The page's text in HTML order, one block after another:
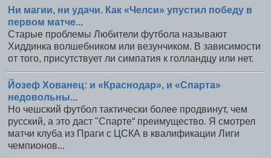
Ни магии, ни удачи. Как «Челси» упустил победу в
первом матче...
Старые проблемы Любители футбола называют
Хиддинка волшебником или везунчиком. В зависимости
от того, присутствует ли симпатия к голландцу или нет.
Йозеф Хованец: и «Краснодар», и «Спарта»
недовольны...
Но чешский футбол тактически более продвинут, чем
русский, а это даст "Спарте“ преимущество. Я смотрел
матчи клуба из Праги с ЦСКА в квалификации Лиги
чемпионов...